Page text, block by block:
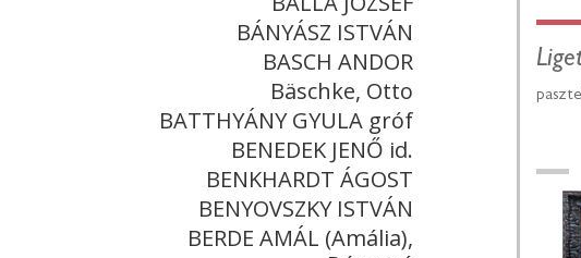
BÁNYÁSZ ISTVÁN
BASCH ANDOR
Bäschke, Otto
BATTHYÁNY GYULA gróf
BENEDEK JENŐ id.
BENKHARDT ÁGOST
BENYOVSZKY ISTVÁN
BERDE AMÁL (Amália),